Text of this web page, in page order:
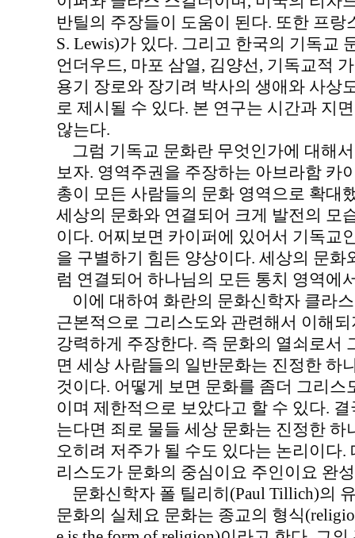
반틸의 주장들이 도움이 된다. 또한 프랑
S. Lewis)가 있다. 그리고 한국의 기독교
언더우드, 마포 삼열, 김양선, 기독교적
용기 장로와 장기려 박사의 생애와 사상
로 제시될 수 있다. 본 연구는 시간과 지
않는다.
그럼 기독교 문화란 무엇인가에 대해
보자. 영역주권을 주장하는 아브라함 카
총이 모든 사람들의 문화 영역으로 확대
세상의 문화와 연결되어 크게 발전의 모
이다. 어찌보면 카이퍼에 있어서 기독교
을 구별하기 힘든 양상이다. 세상의 문
럼 연결되어 하나님의 모든 통치 영역에
이에 대하여 화란의 문화신학자 클라
근본적으로 그리스도와 관련해서 이해
강력하게 주장한다. 즉 문화의 열쇠로서
면 세상 사람들의 일반문화는 진정한 하
것이다. 어떻게 보면 문화를 좀더 그리
이며 제한적으로 보았다고 할 수 있다.
는다면 죄로 물들 세상 문화는 진정한
오히려 저주가 될 수도 있다는 논리이다
리스도가 문화의 중심이요 주인이요 완
문화신학자 폴 틸리히(Paul Tillich)의
문화의 실체요 문화는 종교의 형식